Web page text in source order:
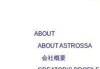
ABOUT
ABOUT ASTROSSA
会社概要